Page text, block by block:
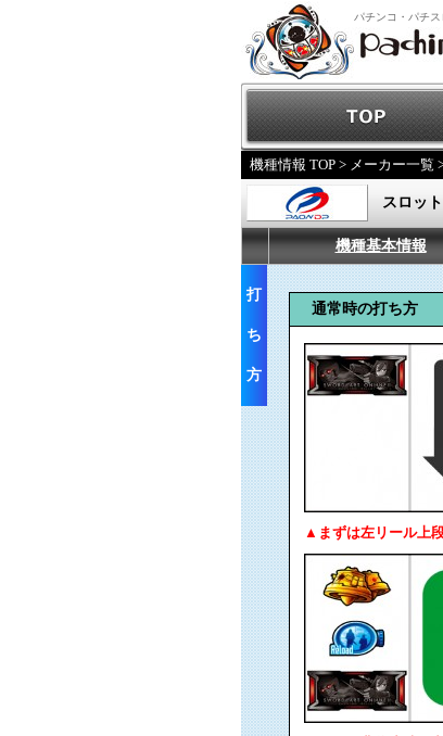
パチンコ・パチ
機種情報 TOP > メーカー一覧
スロッ
機種基本情報
打
ち
方
通常時の打ち方
▲まずは左リール上